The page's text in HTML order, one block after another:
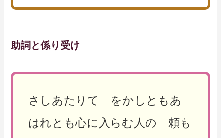
助詞と係り受け
さしあたりて をかしともあ
はれとも心に入らむ人の 頼も